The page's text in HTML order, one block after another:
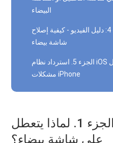
البيضاء
الجزء 4: دليل الفيديو - كيفية إصلاح iPhone عالق على
شاشة بيضاء
الجزء 5. استرداد نظام iOS المذهل FoneDog لإصلاح
مشكلات iPhone
الجزء 1. لماذا يتعطل iPhone الخاص بي
على شاشة بيضاء؟